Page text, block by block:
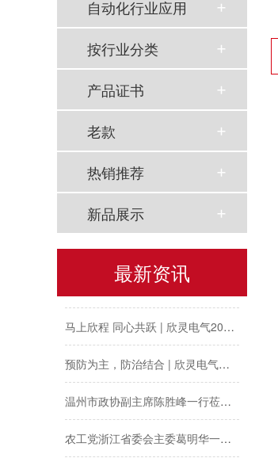
自动化行业应用
按行业分类
产品证书
老款
热销推荐
新品展示
最新资讯